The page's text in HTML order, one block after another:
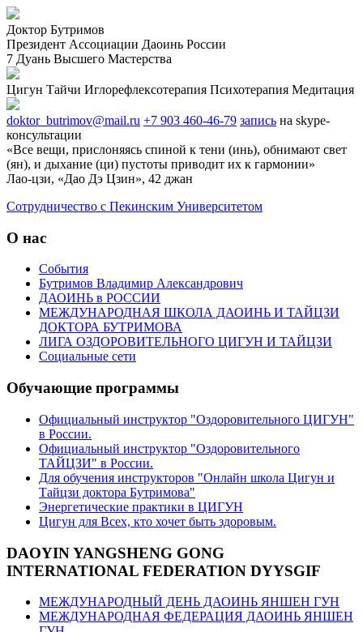
Доктор Бутримов
Президент Ассоциации Даоинь России
7 Дуань Высшего Мастерства
Цигун Тайчи Иглорефлексотерапия Психотерапия Медитация
doktor_butrimov@mail.ru +7 903 460-46-79 запись на skype-
консультации
«Все вещи, прислоняясь спиной к тени (инь), обнимают свет
(ян), и дыхание (ци) пустоты приводит их к гармонии»
Лао-цзи, «Дао Дэ Цзин», 42 джан
Cотрудничество с Пекинским Университетом
О нас
События
Бутримов Владимир Александрович
ДАОИНЬ в РОССИИ
МЕЖДУНАРОДНАЯ ШКОЛА ДАОИНЬ И ТАЙЦЗИ
ДОКТОРА БУТРИМОВА
ЛИГА ОЗДОРОВИТЕЛЬНОГО ЦИГУН И ТАЙЦЗИ
Социальные сети
Обучающие программы
Официальный инструктор "Оздоровительного ЦИГУН"
в России.
Официальный инструктор "Оздоровительного
ТАЙЦЗИ" в России.
Для обучения инструкторов "Онлайн школа Цигун и
Тайцзи доктора Бутримова"
Энергетические практики в ЦИГУН
Цигун для Всех, кто хочет быть здоровым.
DAOYIN YANGSHENG GONG
INTERNATIONAL FEDERATION DYYSGIF
МЕЖДУНАРОДНЫЙ ДЕНЬ ДАОИНЬ ЯНШЕН ГУН
МЕЖДУНАРОДНАЯ ФЕДЕРАЦИЯ ДАОИНЬ ЯНШЕН